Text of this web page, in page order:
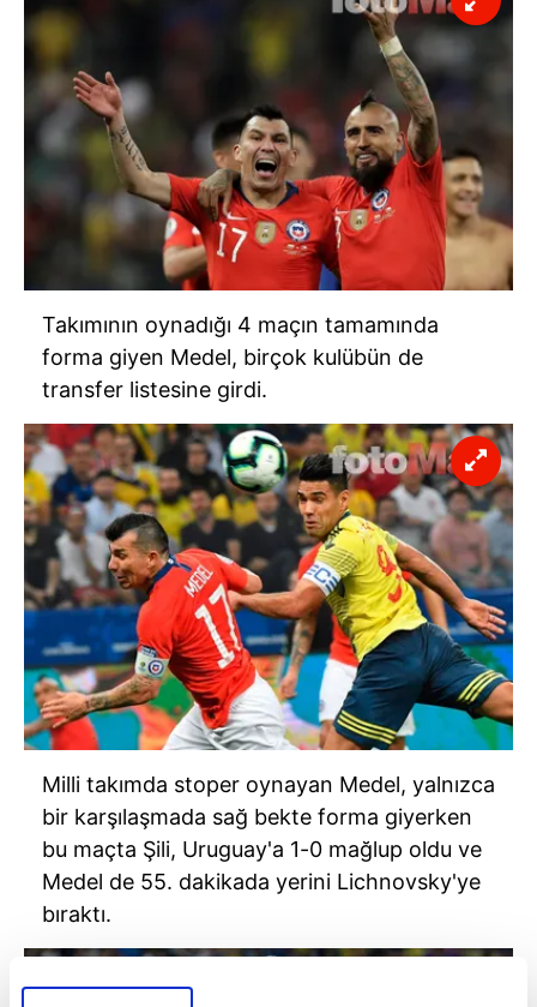
Takımının oynadığı 4 maçın tamamında
forma giyen Medel, birçok kulübün de
transfer listesine girdi.
Milli takımda stoper oynayan Medel, yalnızca
bir karşılaşmada sağ bekte forma giyerken
bu maçta Şili, Uruguay'a 1-0 mağlup oldu ve
Medel de 55. dakikada yerini Lichnovsky'ye
bıraktı.